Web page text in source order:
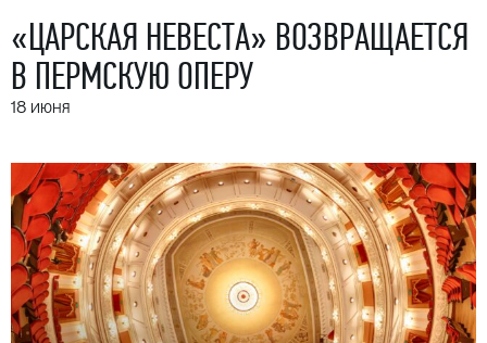
«ЦАРСКАЯ НЕВЕСТА» ВОЗВРАЩАЕТСЯ
В ПЕРМСКУЮ ОПЕРУ
18 июня